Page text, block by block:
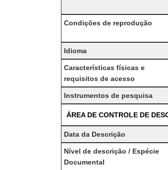
Condições de reprodução
Idioma
Características físicas e
requisitos de acesso
Instrumentos de pesquisa
ÁREA DE CONTROLE DE
Data da Descrição
Nível de descrição / Espécie
Documental